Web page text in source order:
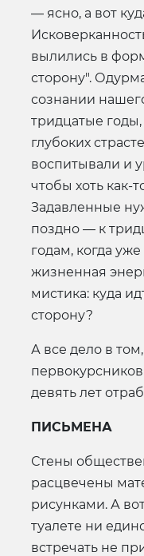
— ясно, а вот
вылились в
сторону".
сознании
тридцатые
глубоких
воспитывали и
чтобы хоть как-
Задавленные
поздно — к
годам, когда
жизненная
мистика: куда
сторону?
А все дело в
девять лет
ПИСЬМЕНА
Стены
расцвечены
рисунками. А
туалете ни
встречать не